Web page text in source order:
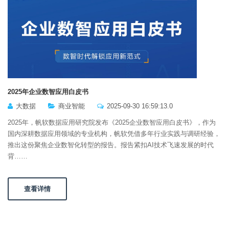
2025年企业数智应用白皮书
大数据
商业智能 2025-09-30 16:59:13.0
2025年，帆软数据应用研究院发布《2025企业数智应用白皮书》，作为
国内深耕数据应用领域的专业机构，帆软凭借多年行业实践与调研经验，
推出这份聚焦企业数智化转型的报告。报告紧扣AI技术飞速发展的时代
背……
查看详情